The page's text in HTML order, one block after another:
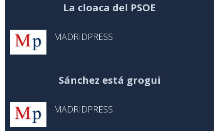
La cloaca del PSOE
MADRIDPRESS
Sánchez está grogui
MADRIDPRESS